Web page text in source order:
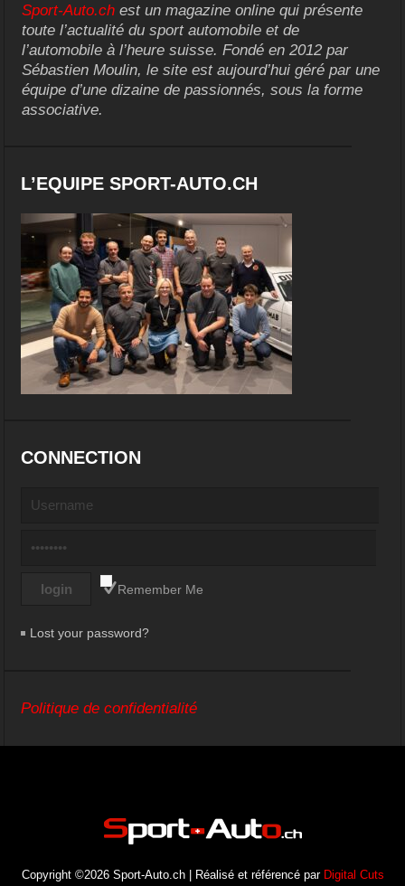
Sport-Auto.ch est un magazine online qui présente
toute l’actualité du sport automobile et de
l’automobile à l’heure suisse. Fondé en 2012 par
Sébastien Moulin, le site est aujourd’hui géré par une
équipe d’une dizaine de passionnés, sous la forme
associative.
L’EQUIPE SPORT-AUTO.CH
CONNECTION
Remember Me
Lost your password?
Politique de confidentialité
Copyright ©2026 Sport-Auto.ch | Réalisé et référencé par Digital Cuts